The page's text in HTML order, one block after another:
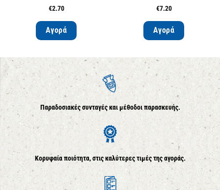
€2.70
Αγορά
€7.20
Αγορά
Παραδοσιακές συνταγές και μέθοδοι παρασκευής.
Κορυφαία ποιότητα, στις καλύτερες τιμές της αγοράς.